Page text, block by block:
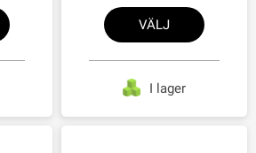
VÄLJ
I lager